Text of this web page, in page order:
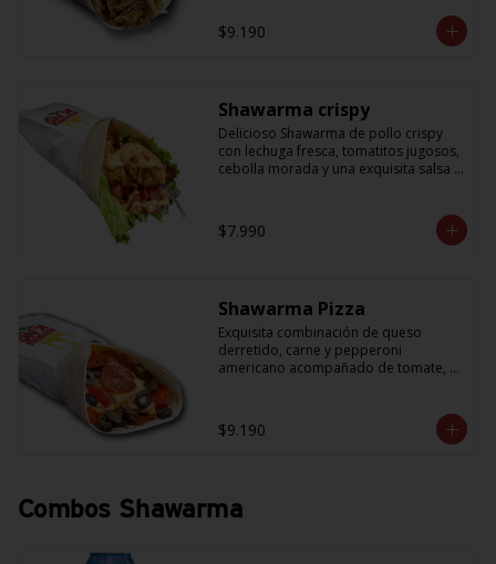
salsa imperdible de cilantro! Sabores
que te harán subir al cielo y bajar por
$9.190
Shawarma crispy
Delicioso Shawarma de pollo crispy
con lechuga fresca, tomatitos jugosos,
cebolla morada y una exquisita salsa
$7.990
Shawarma Pizza
Exquisita combinación de queso
derretido, carne y pepperoni
americano acompañado de tomate,
$9.190
Combos Shawarma